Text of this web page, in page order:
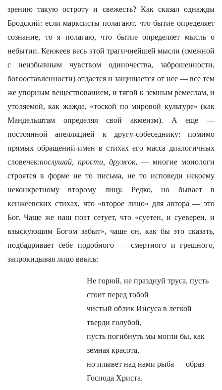
зрению такую остроту и свежесть? Как сказал однажды
Бродский: если марксисты полагают, что бытие определяет
сознание, то я полагаю, что бытие определяет мысль о
небытии. Кенжеев весь этой трагичнейшей мысли (смежной
с неизбывным чувством одиночества, заброшенности,
богооставленности) отдается и защищается от нее — все тем
же упорным веществованием, и тягой к земным ремеслам, и
утоляемой, как жажда, «тоской по мировой культуре» (как
Мандельштам определял свой акмеизм). А еще —
постоянной апелляцией к другу-собеседнику: помимо
прямых обращений-имен в стихах его масса диалогичных
словечек:послушай, прости, дружок, — многие монологи
строятся в форме не то письма, не то исповеди некоему
неконкретному второму лицу. Редко, но бывает в
кенжеевских стихах, что «второе лицо» для автора — это
Бог. Чаще же наш поэт сетует, что «суетен, и суеверен, и
взыскующим Богом забыт», чаще он, как бы это сказать,
подбадривает себе подобного — смертного и грешного,
запрокидывая лицо ввысь:
Не горюй, не празднуй труса, пусть
стоит перед тобой
чистый облик Иисуса в легкой
тверди голубой,
пусть погибнуть мы могли бы, как
земная красота,
но плывет над нами рыба — образ
Господа Христа.